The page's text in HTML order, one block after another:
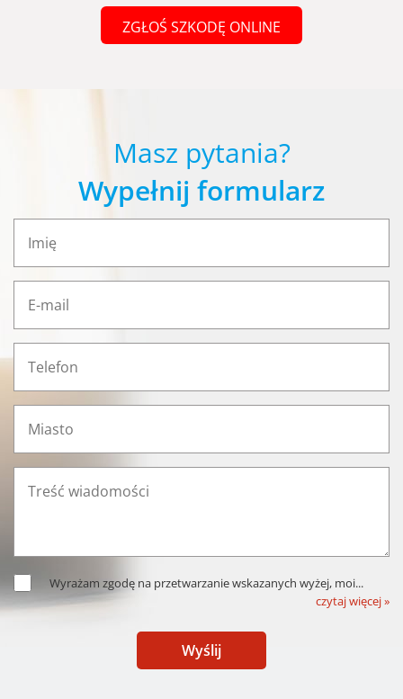
ZGŁOŚ SZKODĘ ONLINE
Masz pytania?
Wypełnij formularz
Wyrażam zgodę na przetwarzanie wskazanych wyżej, moi...
czytaj więcej »
Wyślij